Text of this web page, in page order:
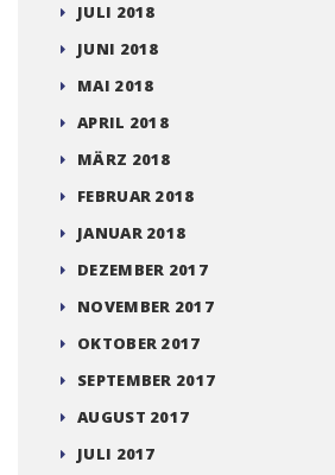
JULI 2018
JUNI 2018
MAI 2018
APRIL 2018
MÄRZ 2018
FEBRUAR 2018
JANUAR 2018
DEZEMBER 2017
NOVEMBER 2017
OKTOBER 2017
SEPTEMBER 2017
AUGUST 2017
JULI 2017